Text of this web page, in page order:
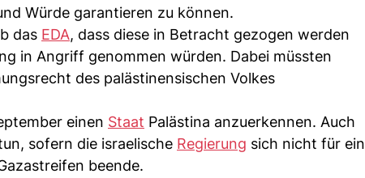
Würde garantieren zu können.
das EDA, dass diese in Betracht gezogen werden
in Angriff genommen würden. Dabei müssten
des palästinensischen Volkes
einen Staat Palästina anzuerkennen. Auch
sofern die israelische Regierung sich nicht für ein
beende.